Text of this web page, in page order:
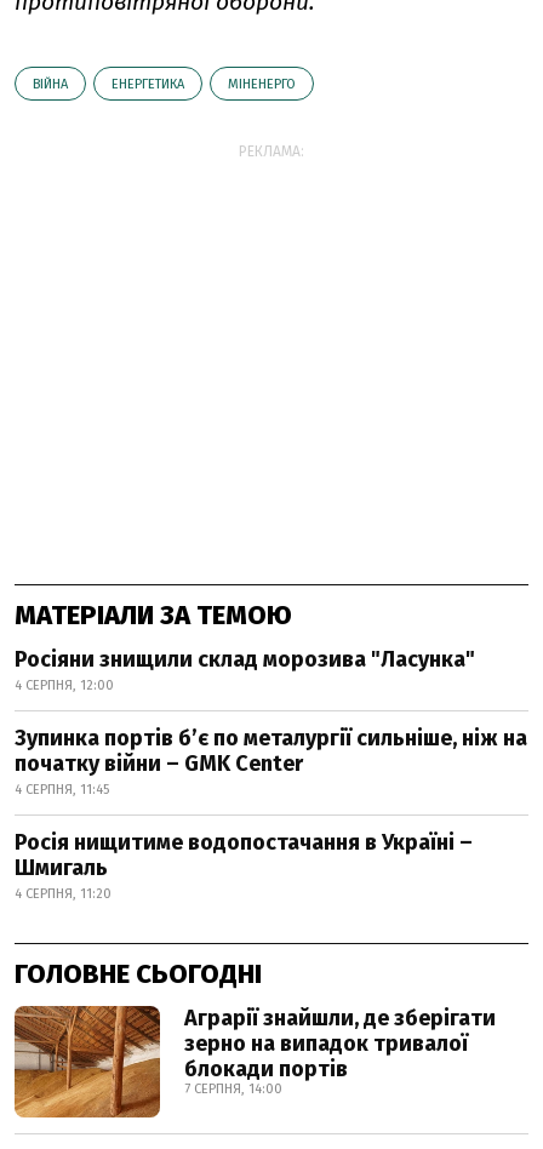
ВІЙНА ЕНЕРГЕТИКА МІНЕНЕРГО
РЕКЛАМА:
МАТЕРІАЛИ ЗА ТЕМОЮ
Росіяни знищили склад морозива "Ласунка"
4 СЕРПНЯ, 12:00
Зупинка портів б’є по металургії сильніше, ніж на
початку війни – GMK Center
4 СЕРПНЯ, 11:45
Росія нищитиме водопостачання в Україні –
Шмигаль
4 СЕРПНЯ, 11:20
ГОЛОВНЕ СЬОГОДНІ
Аграрії знайшли, де зберігати
зерно на випадок тривалої
блокади портів
7 СЕРПНЯ, 14:00